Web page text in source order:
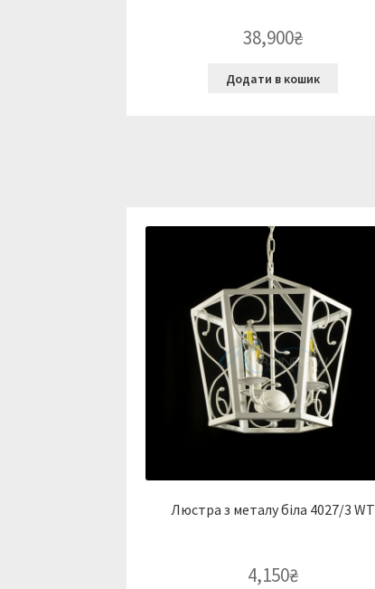
38,900₴
Додати в кошик
Люстра з металу біла 4027/3 WT
4,150₴